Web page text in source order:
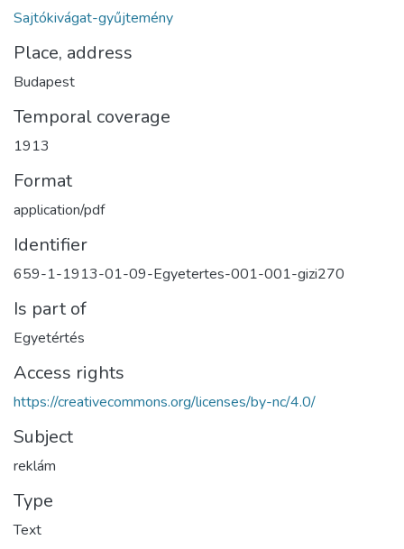
Sajtókivágat-gyűjtemény
Place, address
Budapest
Temporal coverage
1913
Format
application/pdf
Identifier
659-1-1913-01-09-Egyetertes-001-001-gizi270
Is part of
Egyetértés
Access rights
https://creativecommons.org/licenses/by-nc/4.0/
Subject
reklám
Type
Text